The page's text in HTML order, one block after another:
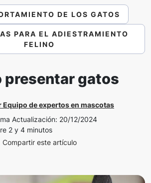
DE LOS GATOS
PARA EL ADIESTRAMIENTO
FELINO
presentar gatos
Equipo de expertos en mascotas
Actualización: 20/12/2024
2 y 4 minutos
Compartir este artículo